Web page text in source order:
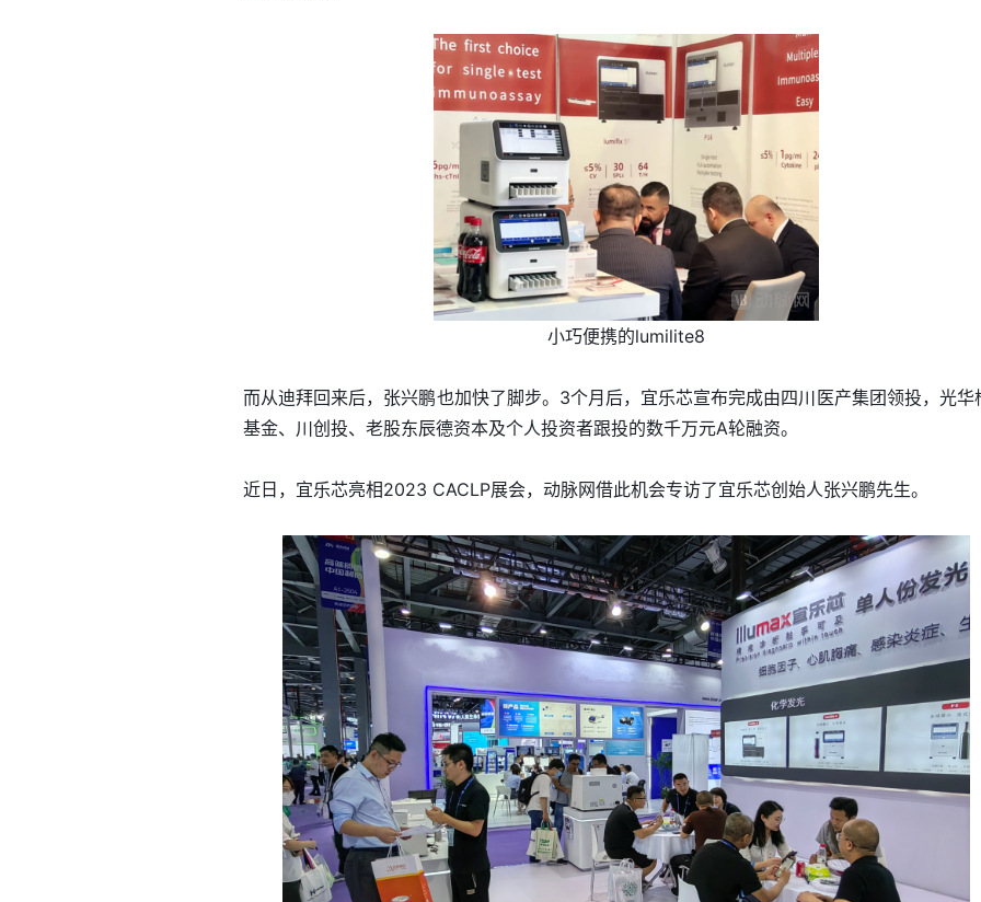
小巧便携的lumilite8
而从迪拜回来后，张兴鹏也加快了脚步。3个月后，宜乐芯宣布完成由四川医产集团领投，光华
基金、川创投、老股东辰德资本及个人投资者跟投的数千万元A轮融资。
近日，宜乐芯亮相2023 CACLP展会，动脉网借此机会专访了宜乐芯创始人张兴鹏先生。